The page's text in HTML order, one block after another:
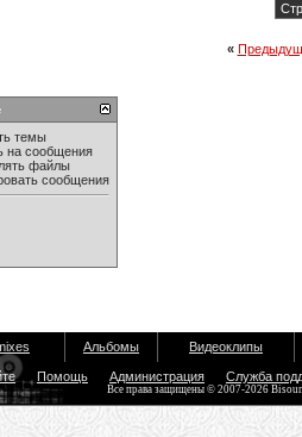
«
темы
на сообщения
файлы
сообщения
Альбомы Видеоклипы
Помощь Администрация Служба
Все права защищены © 2007-2026